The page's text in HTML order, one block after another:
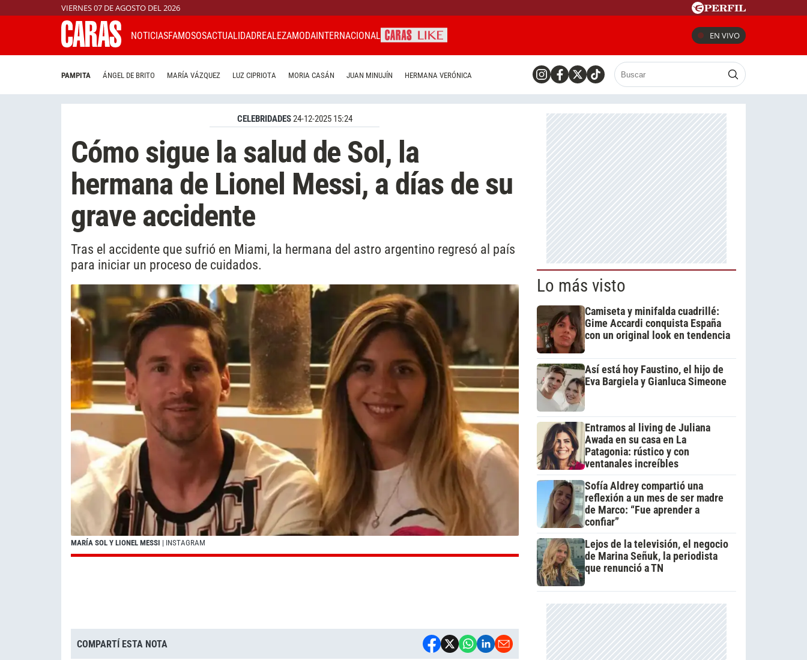
VIERNES 07 DE AGOSTO DEL 2026
NOTICIASFAMOSOSACTUALIDADREALEZAMODAINTERNACIONAL EN VIVO
PAMPITA ÁNGEL DE BRITO MARÍA VÁZQUEZ LUZ CIPRIOTA MORIA CASÁN JUAN MINUJÍN HERMANA VERÓNICA
CELEBRIDADES24-12-2025 15:24
Cómo sigue la salud de Sol, la
hermana de Lionel Messi, a días de su
grave accidente
Tras el accidente que sufrió en Miami, la hermana del astro argentino regresó al país
para iniciar un proceso de cuidados.
MARÍA SOL Y LIONEL MESSI | INSTAGRAM
COMPARTÍ ESTA NOTA
Lo más visto
Camiseta y minifalda cuadrillé:
Gime Accardi conquista España
con un original look en tendencia
Así está hoy Faustino, el hijo de
Eva Bargiela y Gianluca Simeone
Entramos al living de Juliana
Awada en su casa en La
Patagonia: rústico y con
ventanales increíbles
Sofía Aldrey compartió una
reflexión a un mes de ser madre
de Marco: “Fue aprender a
confiar”
Lejos de la televisión, el negocio
de Marina Señuk, la periodista
que renunció a TN